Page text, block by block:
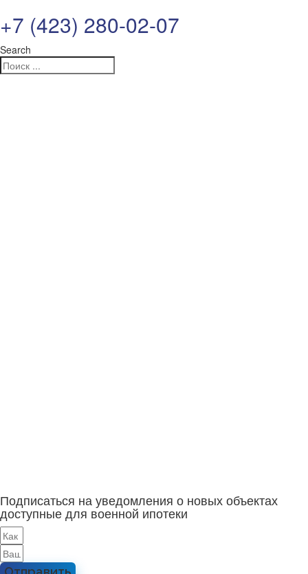
+7 (423) 280-02-07
Search
Подписаться на уведомления о новых объектах
доступные для военной ипотеки